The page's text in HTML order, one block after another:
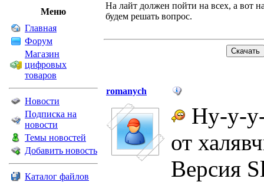
Меню
Главная
Форум
Магазин
цифровых
товаров
Новости
Подписка на
новости
Темы новостей
Добавить новость
Каталог файлов
На лайт должен пойти на всех, а вот
будем решать вопрос.
romanych
Ну-у-
от
Версия